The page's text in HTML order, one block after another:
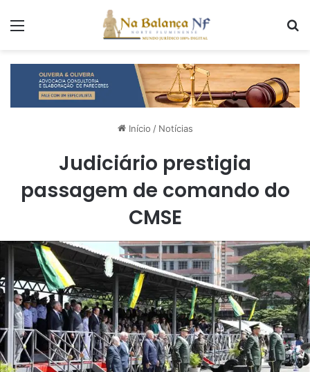
Início / Notícias
Judiciário prestigia
passagem de comando do
CMSE